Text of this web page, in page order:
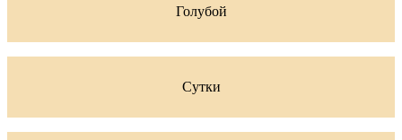
Голубой
Сутки